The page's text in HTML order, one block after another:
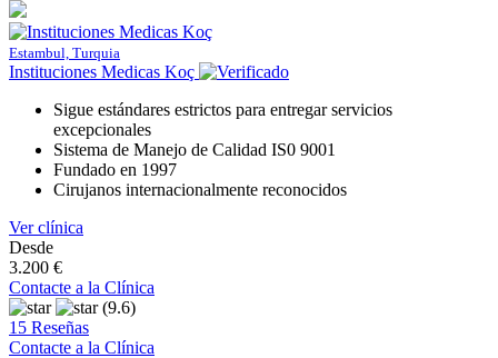
Estambul, Turquia
Instituciones Medicas Koç
Sigue estándares estrictos para entregar servicios
excepcionales
Sistema de Manejo de Calidad IS0 9001
Fundado en 1997
Cirujanos internacionalmente reconocidos
Ver clínica
Desde
3.200 €
Contacte a la Clínica
(9.6)
15 Reseñas
Contacte a la Clínica